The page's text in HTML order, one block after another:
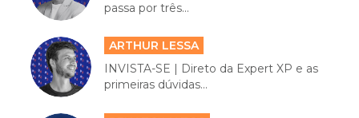
passa por três...
ARTHUR LESSA
INVISTA-SE | Direto da Expert XP e as
primeiras dúvidas...